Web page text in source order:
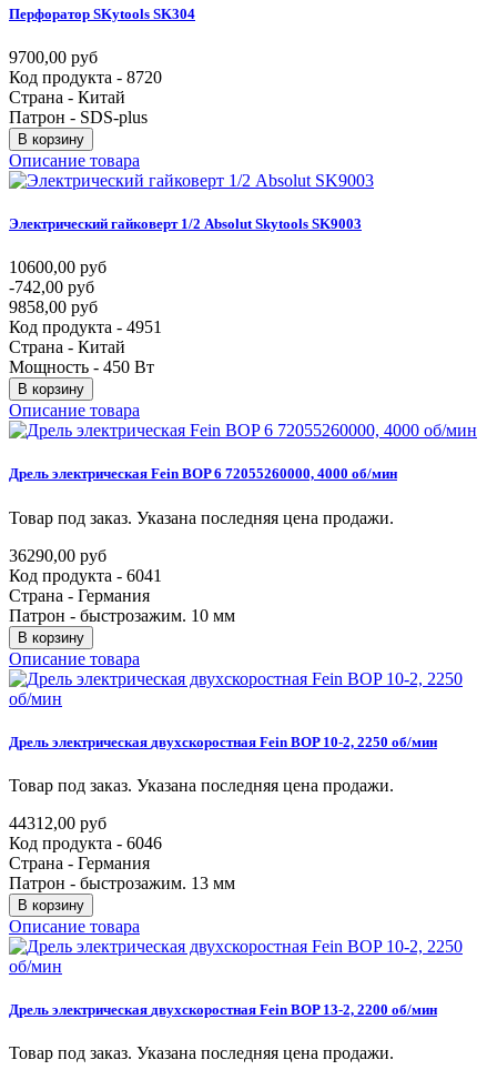
Перфоратор SKytools SK304
9700,00 руб
Код продукта - 8720
Страна - Китай
Патрон - SDS-plus
В корзину
Описание товара
Электрический гайковерт 1/2 Absolut Skytools SK9003
10600,00 руб
-742,00 руб
9858,00 руб
Код продукта - 4951
Страна - Китай
Мощность - 450 Вт
В корзину
Описание товара
Дрель электрическая Fein BOP 6 72055260000, 4000 об/мин
Товар под заказ. Указана последняя цена продажи.
36290,00 руб
Код продукта - 6041
Страна - Германия
Патрон - быстрозажим. 10 мм
В корзину
Описание товара
Дрель электрическая двухскоростная Fein BOP 10-2, 2250 об/мин
Товар под заказ. Указана последняя цена продажи.
44312,00 руб
Код продукта - 6046
Страна - Германия
Патрон - быстрозажим. 13 мм
В корзину
Описание товара
Дрель электрическая двухскоростная Fein BOP 13-2, 2200 об/мин
Товар под заказ. Указана последняя цена продажи.